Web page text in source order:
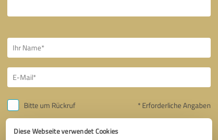
Diese Webseite verwendet Cookies
Bitte um Rückruf * Erforderliche Angaben
Nachricht senden